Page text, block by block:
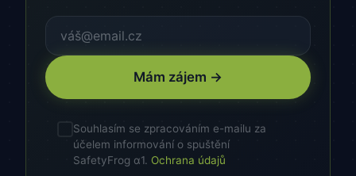
Mám zájem →
Souhlasím se zpracováním e-mailu za
účelem informování o spuštění
SafetyFrog α1. Ochrana údajů